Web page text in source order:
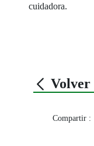
cuidadora.
Volver
Compartir :